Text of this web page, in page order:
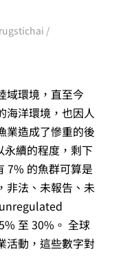
/
域環境，直至今
海洋環境，也因人
業造成了慘重的後
永續的程度，剩下
7% 的魚群可算是
非法、未報告、未
至 30%。 全球
活動，這些數字對